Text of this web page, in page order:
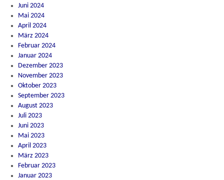
Juni 2024
Mai 2024
April 2024
März 2024
Februar 2024
Januar 2024
Dezember 2023
November 2023
Oktober 2023
September 2023
August 2023
Juli 2023
Juni 2023
Mai 2023
April 2023
März 2023
Februar 2023
Januar 2023